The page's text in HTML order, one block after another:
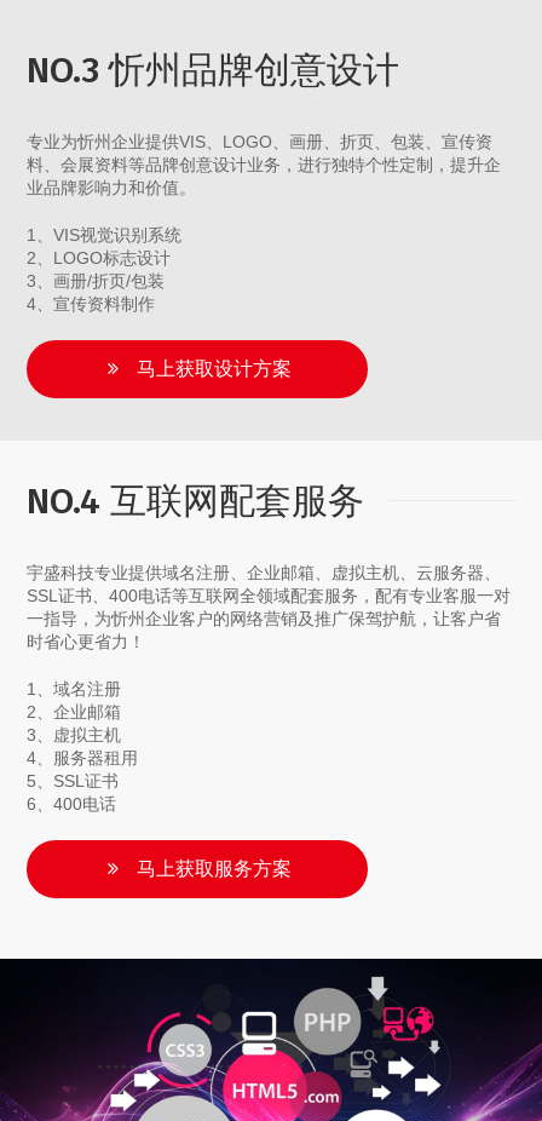
NO.3 忻州品牌创意设计
专业为忻州企业提供VIS、LOGO、画册、折页、包装、宣传资
料、会展资料等品牌创意设计业务，进行独特个性定制，提升企
业品牌影响力和价值。
1、VIS视觉识别系统
2、LOGO标志设计
3、画册/折页/包装
4、宣传资料制作
马上获取设计方案
NO.4 互联网配套服务
宇盛科技专业提供域名注册、企业邮箱、虚拟主机、云服务器、
SSL证书、400电话等互联网全领域配套服务，配有专业客服一对
一指导，为忻州企业客户的网络营销及推广保驾护航，让客户省
时省心更省力！
1、域名注册
2、企业邮箱
3、虚拟主机
4、服务器租用
5、SSL证书
6、400电话
马上获取服务方案